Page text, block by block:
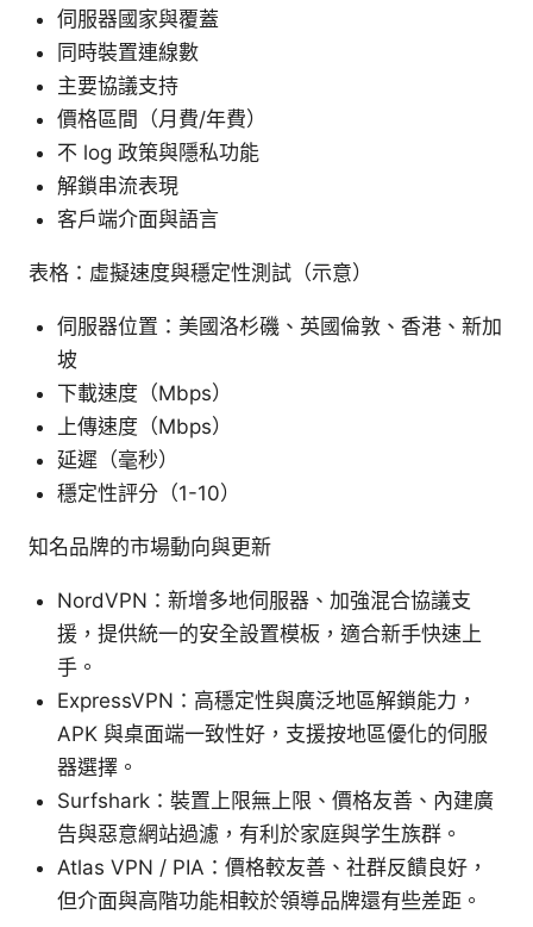
伺服器國家與覆蓋
同時裝置連線數
主要協議支持
價格區間（月費/年費）
不 log 政策與隱私功能
解鎖串流表現
客戶端介面與語言
表格：虛擬速度與穩定性測試（示意）
伺服器位置：美國洛杉磯、英國倫敦、香港、新加
坡
下載速度（Mbps）
上傳速度（Mbps）
延遲（毫秒）
穩定性評分（1-10）
知名品牌的市場動向與更新
NordVPN：新增多地伺服器、加強混合協議支
援，提供統一的安全設置模板，適合新手快速上
手。
ExpressVPN：高穩定性與廣泛地區解鎖能力，
APK 與桌面端一致性好，支援按地區優化的伺服
器選擇。
Surfshark：裝置上限無上限、價格友善、內建廣
告與惡意網站過濾，有利於家庭與学生族群。
Atlas VPN / PIA：價格較友善、社群反饋良好，
但介面與高階功能相較於領導品牌還有些差距。